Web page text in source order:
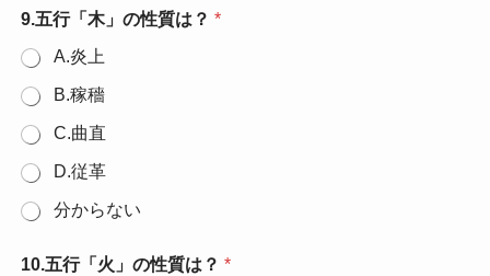
9.五行「木」の性質は？ *
A.炎上
B.稼穡
C.曲直
D.従革
分からない
10.五行「火」の性質は？ *